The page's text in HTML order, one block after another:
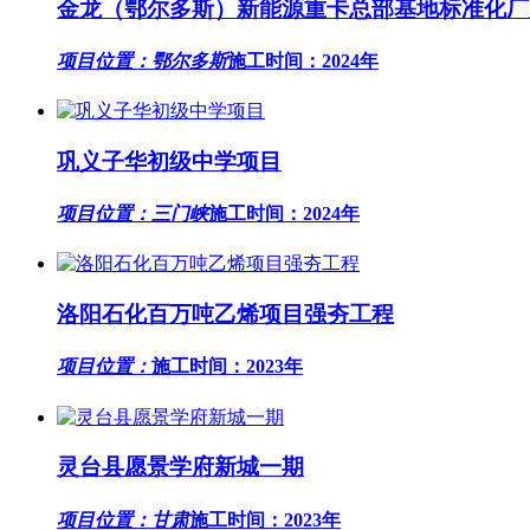
金龙（鄂尔多斯）新能源重卡总部基地标准化
项目位置：鄂尔多斯施工时间：2024年
巩义子华初级中学项目
项目位置：三门峡施工时间：2024年
洛阳石化百万吨乙烯项目强夯工程
项目位置： 施工时间：2023年
灵台县愿景学府新城一期
项目位置：甘肃施工时间：2023年